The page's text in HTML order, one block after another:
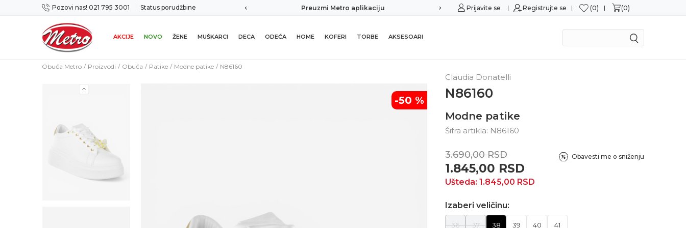
Pozovi nas! 021 795 3001 Status porudžbine
Mogućnost zamene u roku od 14 dana Preuzmi Metro aplikaciju Sigurno plaćanje platnim karticama
Prijavite se Registrujte se 0 0
AKCIJE NOVO ŽENE MUŠKARCI DECA ODEĆA HOME KOFERI TORBE AKSESOARI
Obuća Metro Proizvodi Obuća Patike Modne patike N86160
-50 %
Claudia Donatelli
N86160
Modne patike
Šifra artikla: N86160
3.690,00 RSD
1.845,00 RSD
Ušteda: 1.845,00 RSD
Obavesti me o sniženju
Izaberi veličinu:
36 37 38 39 40 41